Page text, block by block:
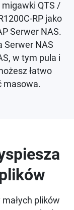
QTS /
RP jako
Serwer NAS.
Serwer NAS
w tym pula i
łatwo
masowa.
plików